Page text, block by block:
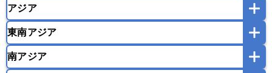
アジア
韓国
モンゴル
東南アジア
インドネシア
南アジア